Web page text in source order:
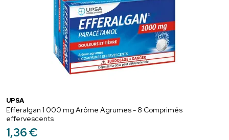
UPSA
Efferalgan 1 000 mg Arôme Agrumes - 8 Comprimés
effervescents
1,36€